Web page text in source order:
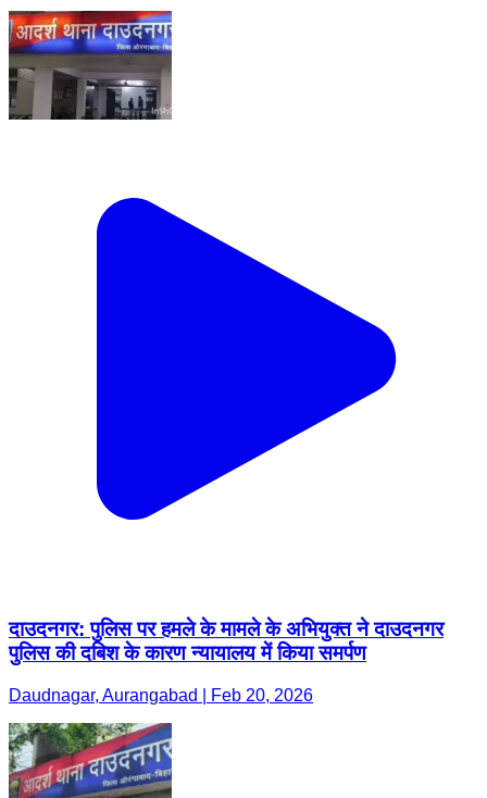
दाउदनगर: पुलिस पर हमले के मामले के अभियुक्त ने दाउदनगर
पुलिस की दबिश के कारण न्यायालय में किया समर्पण
Daudnagar, Aurangabad | Feb 20, 2026